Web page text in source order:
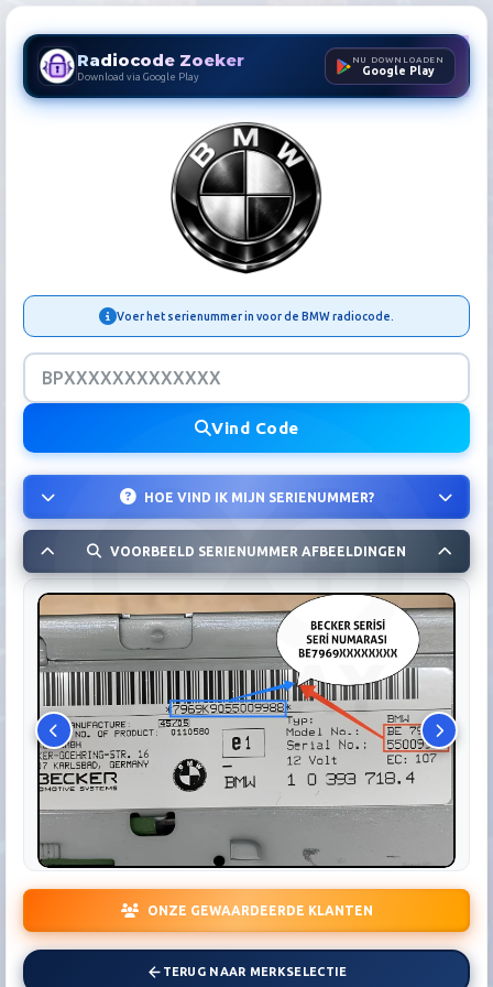
Radiocode Zoeker
Download via Google Play
NU DOWNLOADEN
Google Play
BMW Radiocode Zoeker |
Voer het serienummer in voor de BMW radiocode.
Vind Code
HOE VIND IK MIJN SERIENUMMER?
VOORBEELD SERIENUMMER AFBEELDINGEN
ONZE GEWAARDEERDE KLANTEN
TERUG NAAR MERKSELECTIE